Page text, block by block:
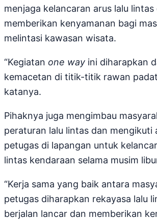
menjaga kelancaran arus lalu lintas
memberikan kenyamanan bagi
melintasi kawasan wisata.
“Kegiatan one way ini diharapkan
kemacetan di titik-titik rawan
katanya.
Pihaknya juga mengimbau
peraturan lalu lintas dan mengikuti
petugas di lapangan untuk
lintas kendaraan selama musim
“Kerja sama yang baik antara
petugas diharapkan rekayasa lalu
berjalan lancar dan memberikan